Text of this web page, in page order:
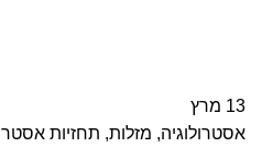
13 מרץ
אסטרולוגיה, מזלות, תחזיות